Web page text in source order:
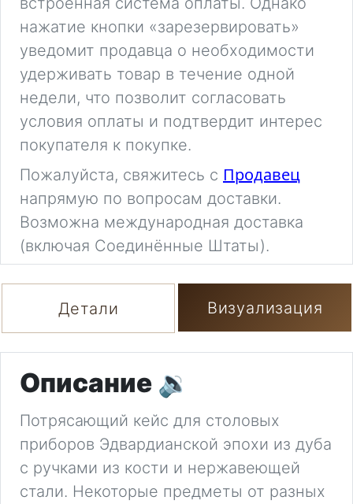
нажатие кнопки «зарезервировать»
уведомит продавца о необходимости
удерживать товар в течение одной
недели, что позволит согласовать
условия оплаты и подтвердит интерес
покупателя к покупке.
Пожалуйста, свяжитесь с Продавец
напрямую по вопросам доставки.
Возможна международная доставка
(включая Соединённые Штаты).
Детали Визуализация
Описание 🔉
Потрясающий кейс для столовых
приборов Эдвардианской эпохи из дуба
с ручками из кости и нержавеющей
стали. Некоторые предметы от разных